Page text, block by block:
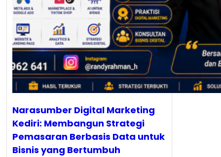
Narasumber Digital Marketing
Kediri: Membangun Strategi
Pemasaran Berbasis Data untuk
Bisnis yang Bertumbuh